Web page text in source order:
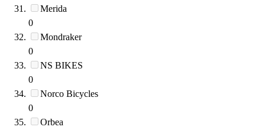
Merida
0
Mondraker
0
NS BIKES
0
Norco Bicycles
0
Orbea